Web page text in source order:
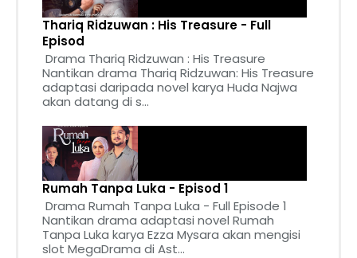
Thariq Ridzuwan : His Treasure - Full
Episod
Drama Thariq Ridzuwan : His Treasure
Nantikan drama Thariq Ridzuwan: His Treasure
adaptasi daripada novel karya Huda Najwa
akan datang di s...
Rumah Tanpa Luka - Episod 1
Drama Rumah Tanpa Luka - Full Episode 1
Nantikan drama adaptasi novel Rumah
Tanpa Luka karya Ezza Mysara akan mengisi
slot MegaDrama di Ast...